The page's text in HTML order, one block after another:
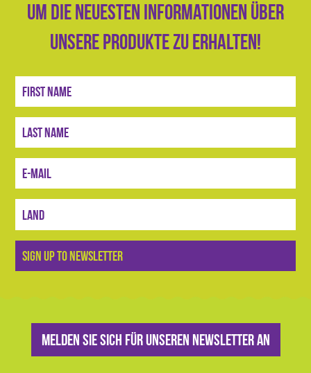
um die neuesten Informationen über
unsere Produkte zu erhalten!
Anmelden
SIGN UP TO NEWSLETTER
Melden Sie sich für unseren Newsletter an